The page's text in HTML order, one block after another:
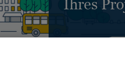
Ihres